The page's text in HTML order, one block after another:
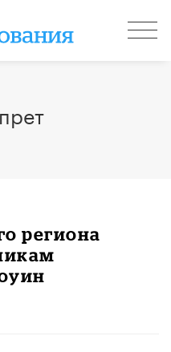
региона